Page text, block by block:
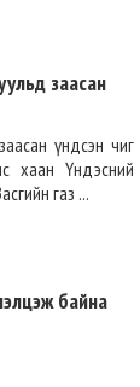
заасан
үндсэн чиг
хаан Үндэсний
газ ...
байна